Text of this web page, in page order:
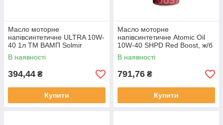
Масло моторне
напівсинтетичне ULTRA 10W-
40 1л ТМ ВАМП Solmir
В наявності
394,44 ₴
Купити
Масло моторне
напівсинтетичне Atomic Oil
10W-40 SHPD Red Boost, ж/б
1л ТМ XADO Solmir
В наявності
791,76 ₴
Купити